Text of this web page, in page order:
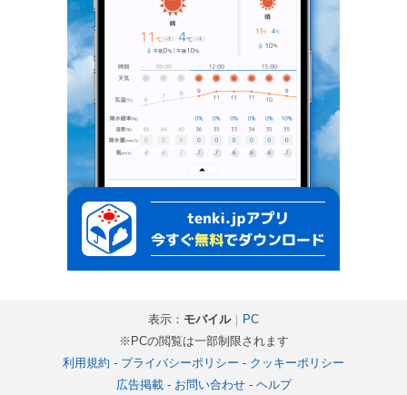
表示： モバイル｜ PC
※PCの閲覧は一部制限されます
利用規約 - プライバシーポリシー - クッキーポリシー
広告掲載- お問い合わせ- ヘルプ